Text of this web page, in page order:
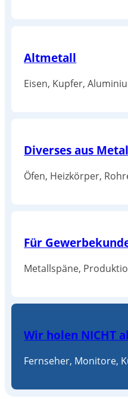
Altmetall
Eisen, Kupfer,
Diverses aus
Öfen, Heizkörper,
Für
Metallspäne,
Wir holen NICHT
Fernseher, Monitore,